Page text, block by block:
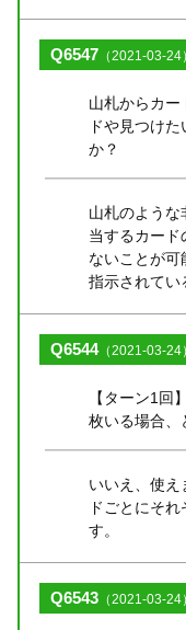
Q6547 （2021-03-24）
山札からカー
ドや見つけ
か？
山札のよう
当するカード
ないことが可
指示されてい
Q6544（2021-03-24）
【ターン1回
枚いる場合、
いいえ、使え
ドごとにそ
す。
Q6543 （2021-03-24）